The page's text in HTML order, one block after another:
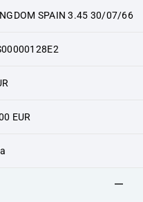
SPAIN 3.45 30/07/66
EUR